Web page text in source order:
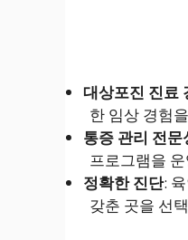
대상포진 진료
한 임상 경험
통증 관리 전문
프로그램을
정확한 진단:
갖춘 곳을 선